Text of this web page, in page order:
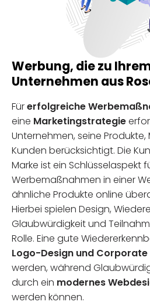
Werbung, die zu
Unternehmen aus
Fürerfolgreiche
eine Marketingstrategie
Unternehmen, seine
Kunden berücksichtigt. Die
Marke ist ein Schlüsselaspekt
Werbemaßnahmen in einer
ähnliche Produkte online
Hierbei spielen Design,
Glaubwürdigkeit und
Rolle. Eine gute
Logo-Design und Corporate
werden, während
durch ein modernes
werden können.